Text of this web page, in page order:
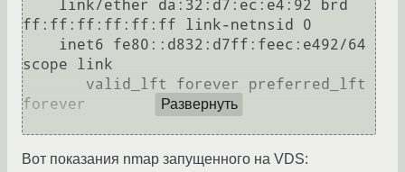
ff:ff:ff:ff:ff:ff link-netnsid 0
scope link
forever
Развернуть
Вот показания nmap запущенного на VDS: